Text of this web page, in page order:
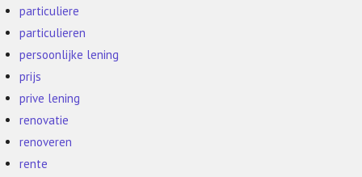
particuliere
particulieren
persoonlijke lening
prijs
prive lening
renovatie
renoveren
rente